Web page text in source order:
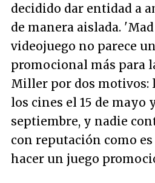
decidido dar entidad a
de manera aislada.
videojuego no parece
promocional más para
Miller por dos motivos:
los cines el 15 de mayo
septiembre, y nadie
con reputación como
hacer un juego